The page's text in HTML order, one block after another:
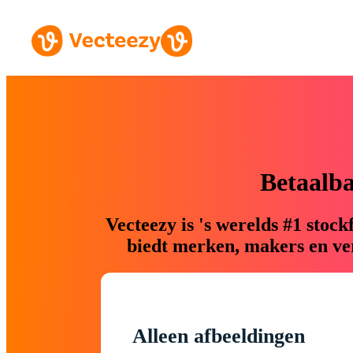
Vecteezy is 's werelds #1
biedt merken, makers en
Alleen afbeeldingen